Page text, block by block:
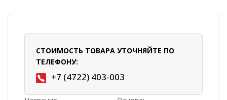
СТОИМОСТЬ ТОВАРА УТОЧНЯЙТЕ ПО
ТЕЛЕФОНУ:
+7 (4722) 403-003